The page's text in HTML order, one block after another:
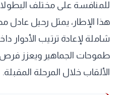
للمنافسة على مختلف
هذا الإطار، يمثل رحيل
شاملة لإعادة ترتيب الأدوار
طموحات الجماهير ويعزز
الألقاب خلال المرحلة المقبلة.